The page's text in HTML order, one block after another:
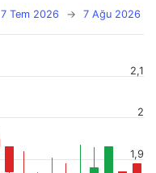
7 Tem 2026 → 7 Ağu 2026
1,9
2
2,1